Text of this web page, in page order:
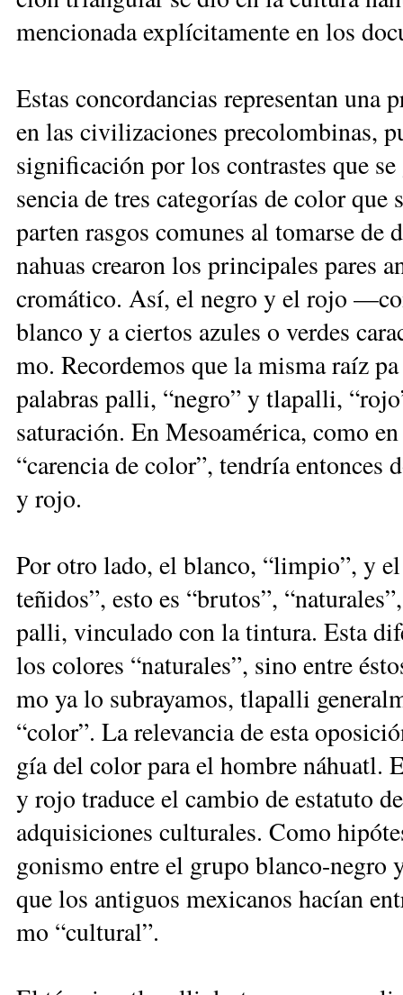
men­cio­na­da ex­plí­ci­ta­men­te en los
Es­tas con­cor­dan­cias re­pre­sen­tan una
en las ci­vi­li­za­cio­nes pre­co­lom­bi­nas,
sig­ni­fi­ca­ción por los con­tras­tes que
sen­cia de tres ca­te­go­rías de co­lor
par­ten ras­gos co­mu­nes al to­mar­se de
na­huas crea­ron los prin­ci­pa­les pa­res
cro­má­ti­co. Así, el ne­gro y el ro­jo
blan­co y a cier­tos azu­les o ver­des
mo. Re­cor­de­mos que la mis­ma raíz
pa­la­bras pa­lli, “ne­gro” y tla­pa­lli,
sa­tu­ra­ción. En Me­so­amé­ri­ca, co­mo
“ca­ren­cia de co­lor”, ten­dría en­ton­ces
y ro­jo.
Por otro la­do, el blan­co, “lim­pio”, y
te­ñi­dos”, es­to es “bru­tos”,
pa­lli, vin­cu­la­do con la tin­tu­ra. Es­ta
los co­lo­res “na­tu­ra­les”, si­no en­tre
mo ya lo su­bra­ya­mos, tla­pa­lli
“co­lor”. La re­le­van­cia de es­ta
gía del co­lor pa­ra el hom­bre ná­huatl.
y ro­jo tra­du­ce el cam­bio de es­ta­tu­to
ad­qui­si­cio­nes cul­tu­ra­les. Co­mo
go­nis­mo en­tre el gru­po blan­co-ne­gro
que los an­ti­guos me­xi­ca­nos ha­cían
mo “cul­tu­ral”.